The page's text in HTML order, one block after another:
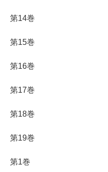
第14巻
第15巻
第16巻
第17巻
第18巻
第19巻
第1巻